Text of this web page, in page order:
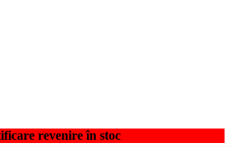
revenire în stoc